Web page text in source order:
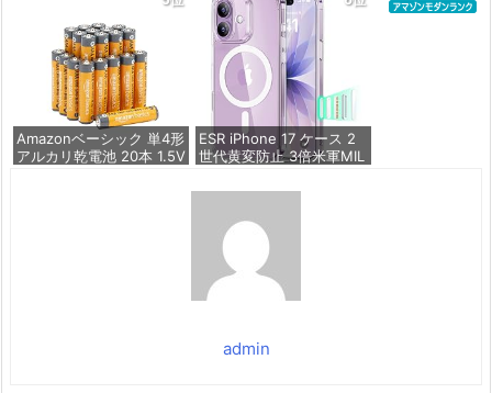
2枚セット 全面保護 最強
硬度10H 耐衝撃 | いphon
e17 保護フィルム 気泡な
し Zeniss 自動吸着 貼付
け簡単 iphone17フィルム
超クリア画
価格：¥1,260
価格：¥846
Amazonベーシック 単4形
アルカリ乾電池 20本 1.5V
ESR iPhone 17 ケース 2
世代黄変防止 3倍米軍MIL
おん17用 カメラボタン付
ガードコーナー ワイヤレ
ス充電 耐衝撃 PC背面TP
Uバンパー 指紋防止 高耐
久性 マグネット
admin